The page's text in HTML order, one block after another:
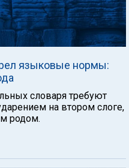
языковые нормы:
словаря требуют
на втором слоге,
родом.